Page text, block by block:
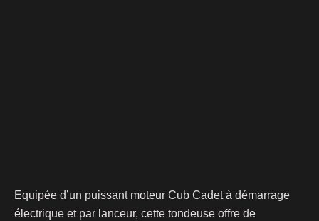
Equipée d’un puissant moteur Cub Cadet à démarrage
électrique et par lanceur, cette tondeuse offre de